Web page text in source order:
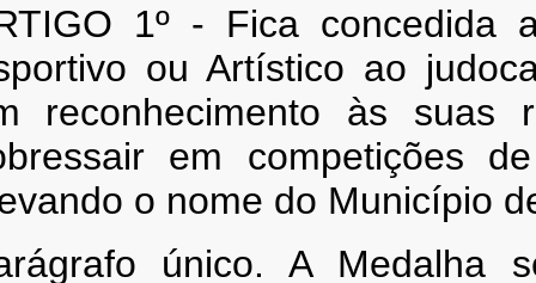
1º - Fica concedida
ou Artístico ao
reconhecimento às suas
em competições
o nome do Município
único. A Medalha